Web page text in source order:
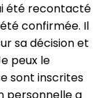
été recontacté
confirmée. Il
sa décision et
peux le
sont inscrites